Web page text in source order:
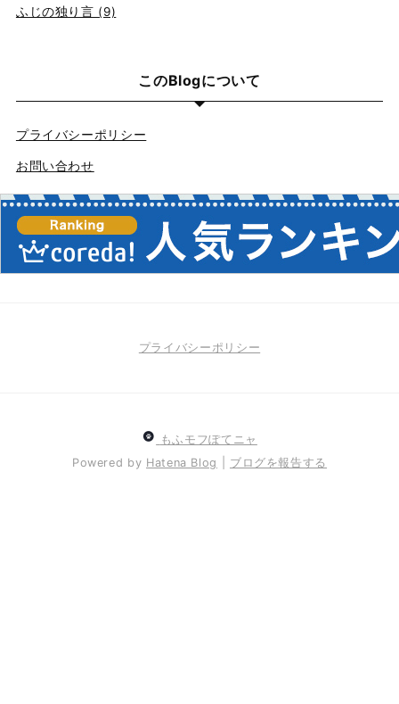
ふじの独り言 (9)
このBlogについて
プライバシーポリシー
お問い合わせ
プライバシーポリシー
もふモフぽてニャ
Powered by Hatena Blog ブログを報告する